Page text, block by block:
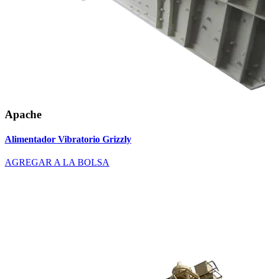
Apache
Alimentador Vibratorio Grizzly
AGREGAR A LA BOLSA